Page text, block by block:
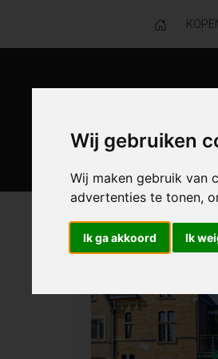
Wij gebruiken
Wij maken gebruik van
advertenties te tonen,
Ik ga akkoord Ik
11 resultaten